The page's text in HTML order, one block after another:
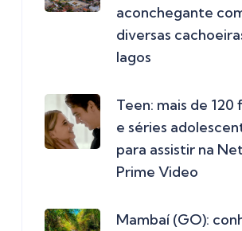
aconchegante
diversas
lagos
Teen: mais de 120
e séries
para assistir na
Prime Video
Mambaí (GO):